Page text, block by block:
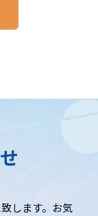
します。お気